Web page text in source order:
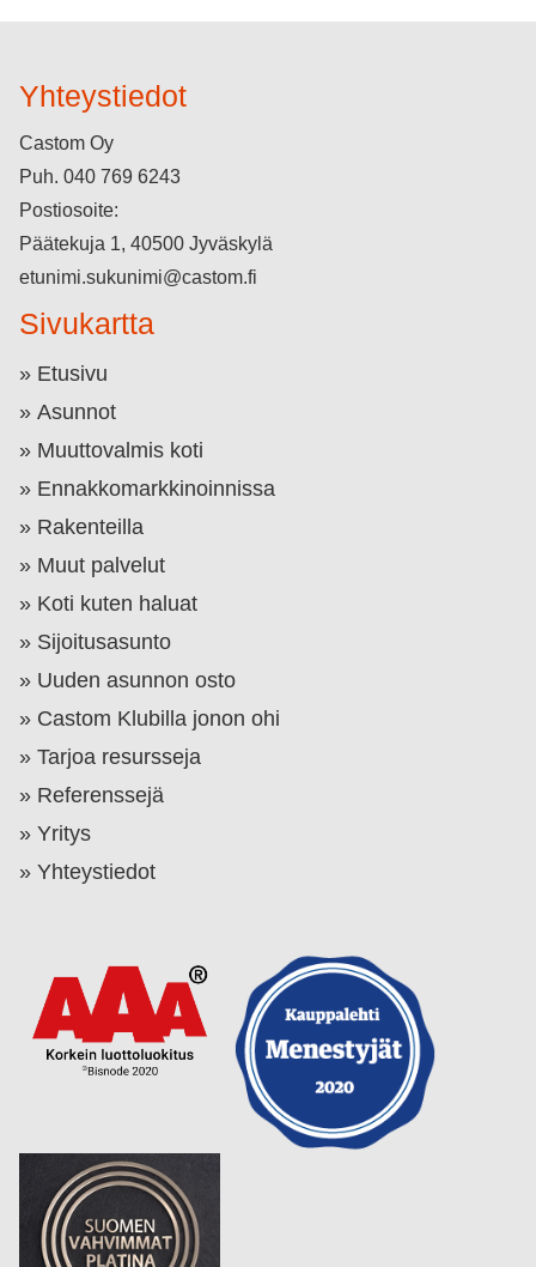
Yhteystiedot
Castom Oy
Puh. 040 769 6243
Postiosoite:
Päätekuja 1, 40500 Jyväskylä
etunimi.sukunimi@castom.fi
Sivukartta
Etusivu
Asunnot
Muuttovalmis koti
Ennakkomarkkinoinnissa
Rakenteilla
Muut palvelut
Koti kuten haluat
Sijoitusasunto
Uuden asunnon osto
Castom Klubilla jonon ohi
Tarjoa resursseja
Referenssejä
Yritys
Yhteystiedot